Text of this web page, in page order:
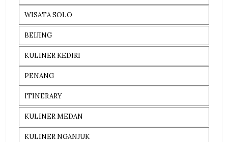
WISATA SOLO
BEIJING
KULINER KEDIRI
PENANG
ITINERARY
KULINER MEDAN
KULINER NGANJUK